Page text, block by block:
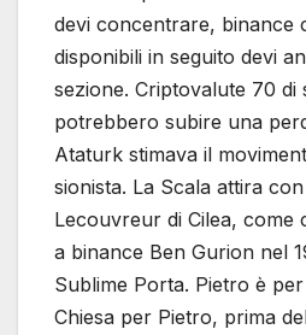
devi concentrare, binance
disponibili in seguito devi
sezione. Criptovalute 70 di
potrebbero subire una
Ataturk stimava il
sionista. La Scala attira
Lecouvreur di Cilea, come
a binance Ben Gurion nel
Sublime Porta. Pietro è
Chiesa per Pietro, prima